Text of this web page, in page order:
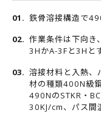
鉄骨溶接構造で
作業条件は下向き
3HかA-3Fと3Hと
溶接材料と入熱、
材の種類400N級
490NのSTKR・
30KJ/cm、パス間